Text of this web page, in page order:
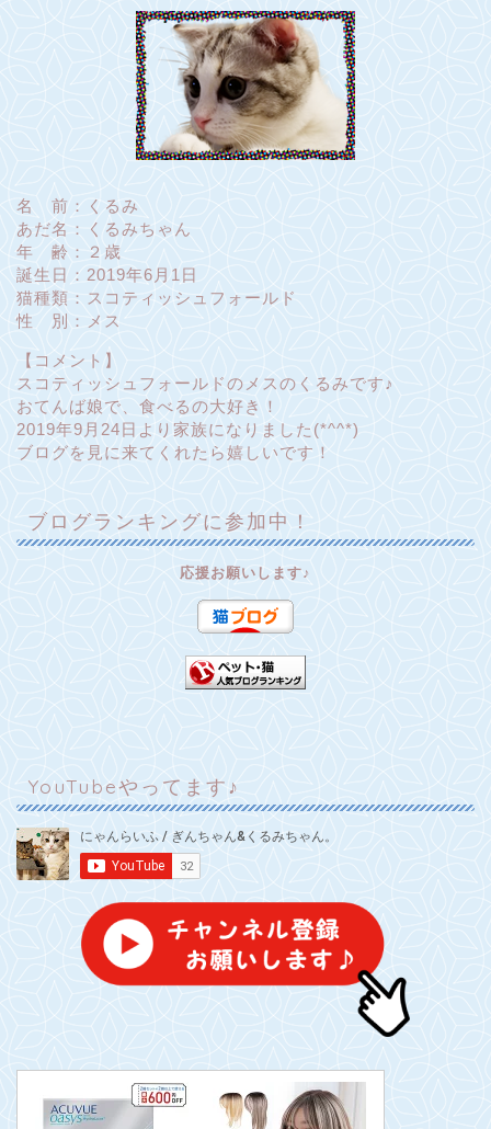
名 前：くるみ
あだ名：くるみちゃん
年 齢：２歳
誕生日：2019年6月1日
猫種類：スコティッシュフォールド
性 別：メス
【コメント】
スコティッシュフォールドのメスのくるみです♪
おてんば娘で、食べるの大好き！
2019年9月24日より家族になりました(*^^*)
ブログを見に来てくれたら嬉しいです！
ブログランキングに参加中！
応援お願いします♪
YouTubeやってます♪